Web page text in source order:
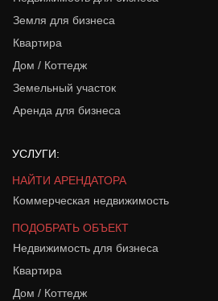
Земля для бизнеса
Квартира
Дом / Коттедж
Земельный участок
Аренда для бизнеса
УСЛУГИ:
НАЙТИ АРЕНДАТОРА
Коммерческая недвижимость
ПОДОБРАТЬ ОБЪЕКТ
Недвижимость для бизнеса
Квартира
Дом / Коттедж